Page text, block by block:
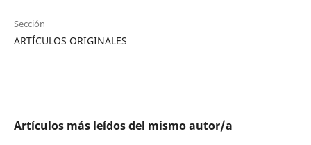
Sección
ARTÍCULOS ORIGINALES
Artículos más leídos del mismo autor/a